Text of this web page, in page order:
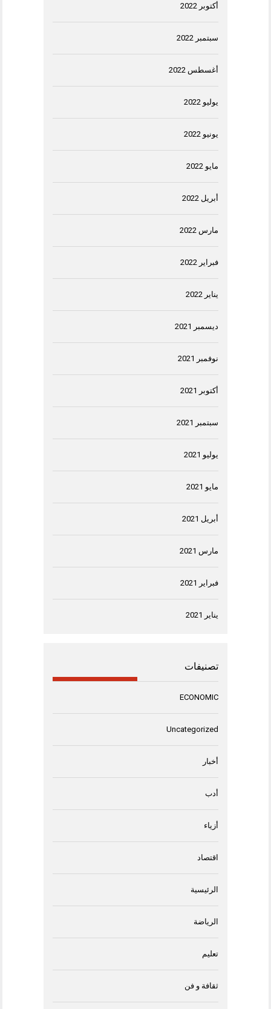
أكتوبر 2022
سبتمبر 2022
أغسطس 2022
يوليو 2022
يونيو 2022
مايو 2022
أبريل 2022
مارس 2022
فبراير 2022
يناير 2022
ديسمبر 2021
نوفمبر 2021
أكتوبر 2021
سبتمبر 2021
يوليو 2021
مايو 2021
أبريل 2021
مارس 2021
فبراير 2021
يناير 2021
تصنيفات
ECONOMIC
Uncategorized
أخبار
أدب
أزياء
اقتصاد
الرئيسية
الرياضة
تعليم
ثقافة و فن